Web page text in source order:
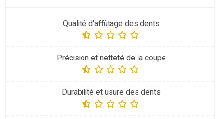
Qualité d'affûtage des dents
Précision et netteté de la coupe
Durabilité et usure des dents